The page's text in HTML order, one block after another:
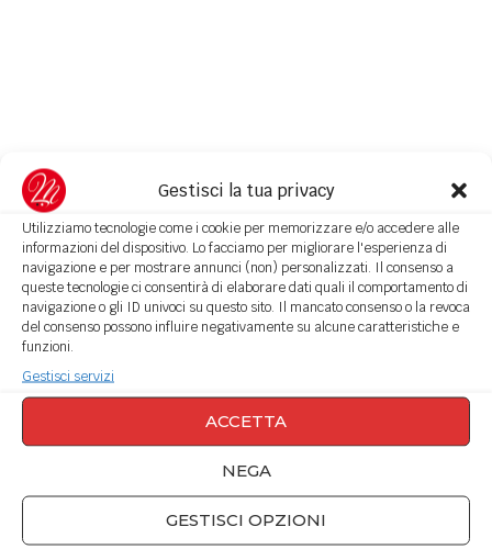
Gestisci la tua privacy
Utilizziamo tecnologie come i cookie per memorizzare e/o accedere alle
informazioni del dispositivo. Lo facciamo per migliorare l'esperienza di
navigazione e per mostrare annunci (non) personalizzati. Il consenso a
queste tecnologie ci consentirà di elaborare dati quali il comportamento di
navigazione o gli ID univoci su questo sito. Il mancato consenso o la revoca
del consenso possono influire negativamente su alcune caratteristiche e
funzioni.
Gestisci servizi
ACCETTA
NEGA
GESTISCI OPZIONI